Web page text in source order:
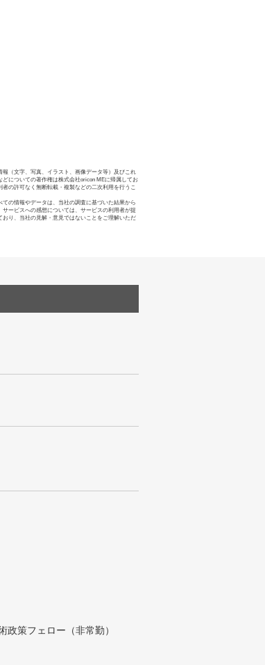
報（文字、写真、イラスト、画像データ等）及びこれ
どについての著作権は株式会社oricon MEに帰属してお
者の許可なく無断転載・複製などの二次利用を行うこ
ての情報やデータは、当社の調査に基づいた結果から
サービスへの感想については、サービスの利用者が提
おり、当社の見解・意見ではないことをご理解いただ
策フェロー（非常勤）